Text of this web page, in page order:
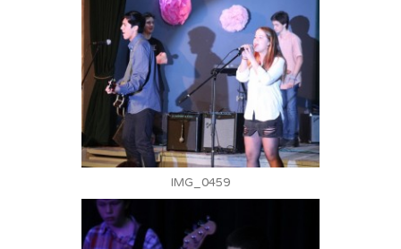
IMG_0459